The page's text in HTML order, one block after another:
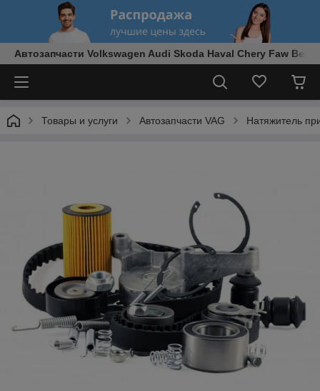
Автозапчасти Volkswagen Audi Skoda Haval Chery Faw
Товары и услуги Автозапчасти VAG Натяжитель